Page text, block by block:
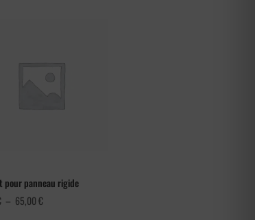
pour panneau rigide
– 65,00€Plage